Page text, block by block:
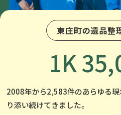
東庄町の遺品整
1K
2008年から2,583件のあらゆる現
り添い続けてきました。